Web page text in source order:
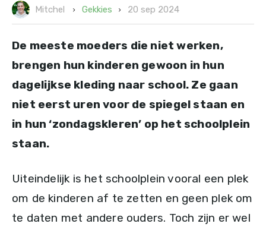
Mitchel Gekkies 20 sep 2024
De meeste moeders die niet werken,
brengen hun kinderen gewoon in hun
dagelijkse kleding naar school. Ze gaan
niet eerst uren voor de spiegel staan en
in hun ‘zondagskleren’ op het schoolplein
staan.
Uiteindelijk is het schoolplein vooral een plek
om de kinderen af te zetten en geen plek om
te daten met andere ouders. Toch zijn er wel